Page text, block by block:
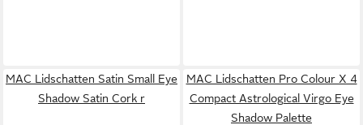
MAC Lidschatten Satin Small Eye
Shadow Satin Cork r
MAC Lidschatten Pro Colour X 4
Compact Astrological Virgo Eye
Shadow Palette